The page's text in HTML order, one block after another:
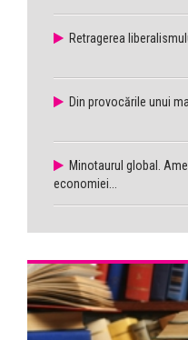
Retragerea
Din provocările unui
Minotaurul global.
economiei...